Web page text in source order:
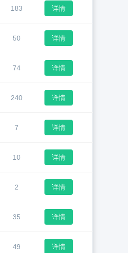
183 详情
50 详情
74 详情
240 详情
7 详情
10 详情
2 详情
35 详情
49 详情